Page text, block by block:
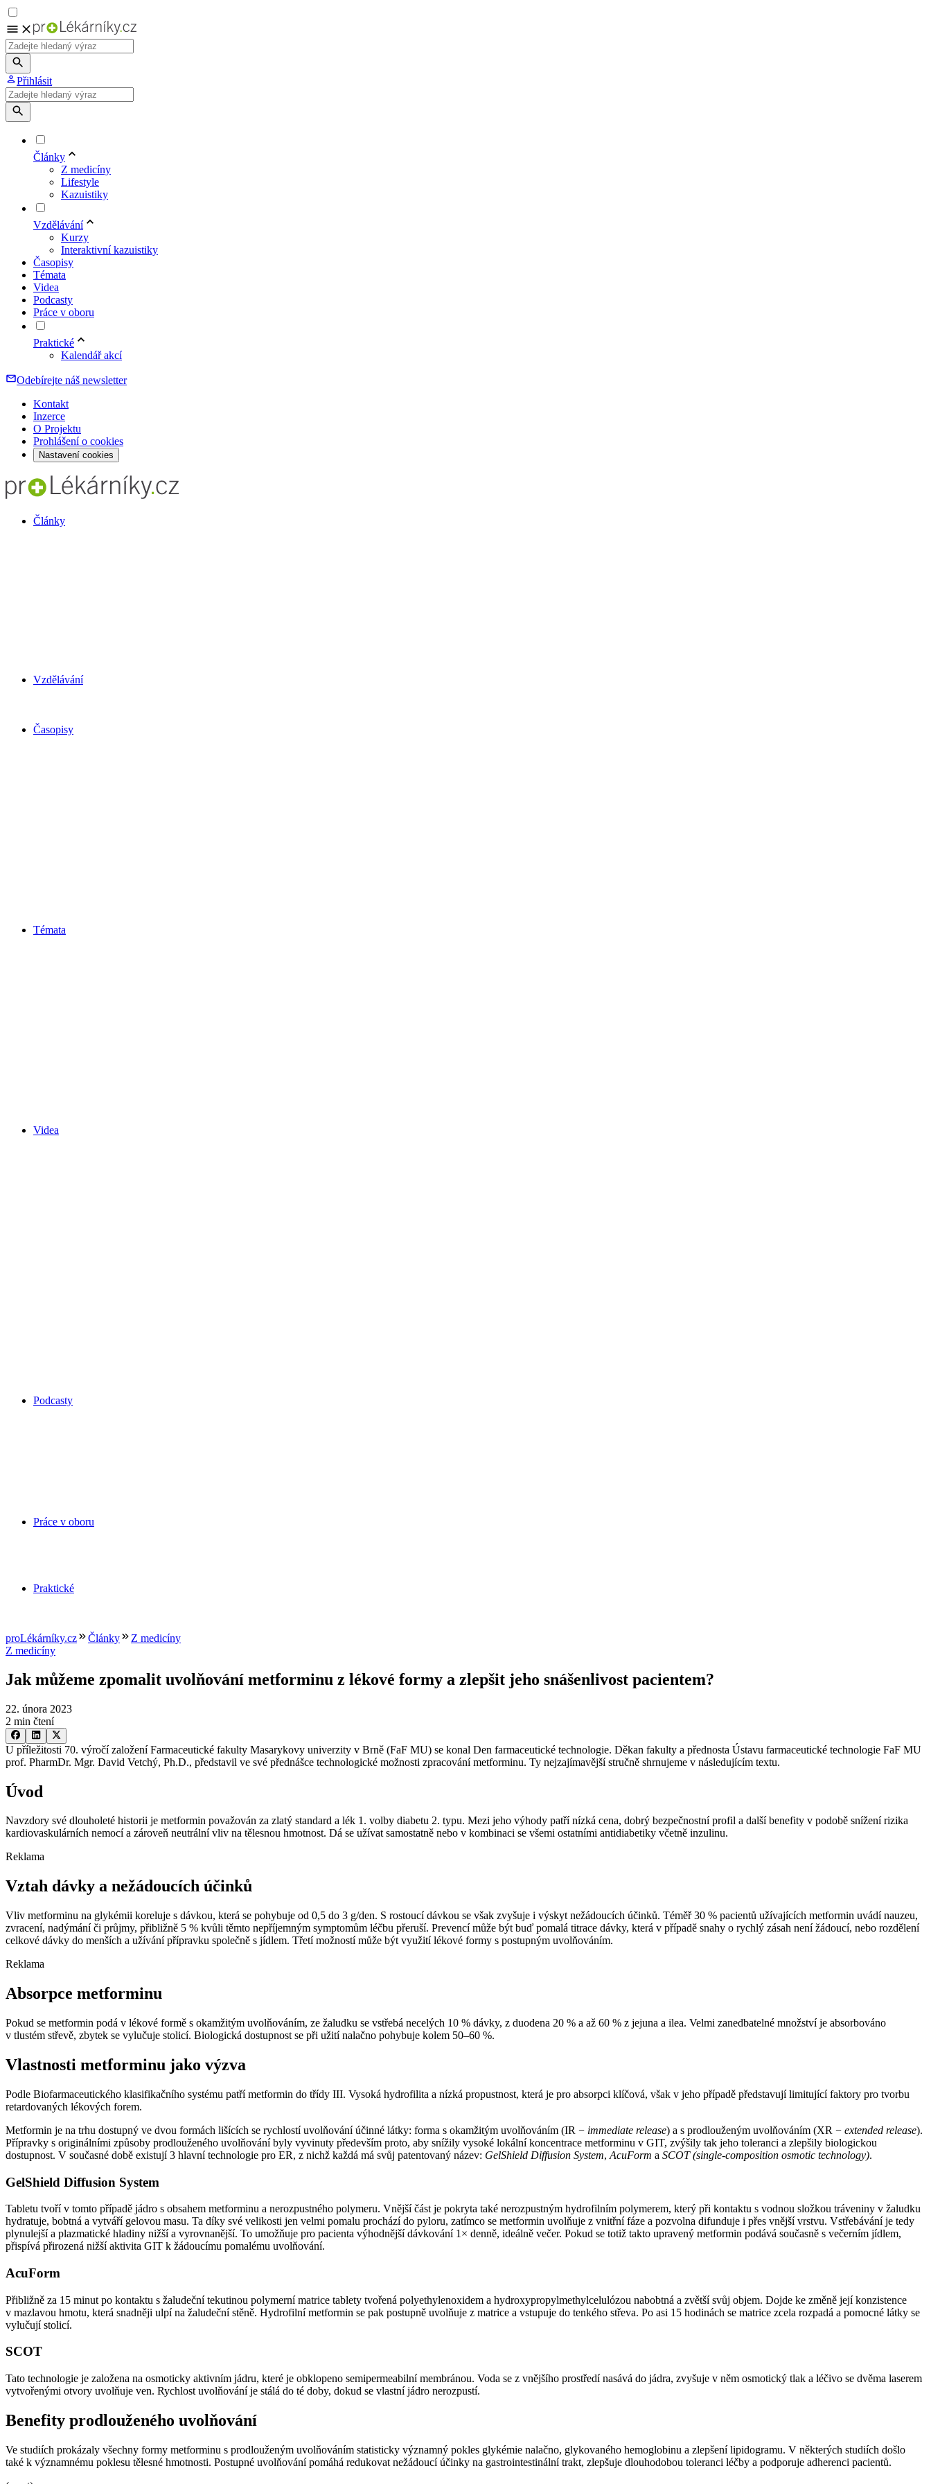
Přihlásit
Články
Z medicíny
Lifestyle
Kazuistiky
Vzdělávání
Kurzy
Interaktivní kazuistiky
Časopisy
Témata
Videa
Podcasty
Práce v oboru
Praktické
Kalendář akcí
Odebírejte náš newsletter
Kontakt
Inzerce
O Projektu
Prohlášení o cookies
Nastavení cookies
Články
Vzdělávání
Časopisy
Témata
Videa
Podcasty
Práce v oboru
Praktické
proLékárníky.cz Články
Z medicíny
Z medicíny
Jak můžeme zpomalit uvolňování metforminu z lékové formy a zlepšit jeho snášenlivost pacientem?
22. února 2023
2 min čtení
U příležitosti 70. výročí založení Farmaceutické fakulty Masarykovy univerzity v Brně (FaF MU) se konal Den farmaceutické technologie. Děkan fakulty a přednosta Ústavu farmaceutické technologie FaF MU
prof. PharmDr. Mgr. David Vetchý, Ph.D., představil ve své přednášce technologické možnosti zpracování metforminu. Ty nejzajímavější stručně shrnujeme v následujícím textu.
Úvod
Navzdory své dlouholeté historii je metformin považován za zlatý standard a lék 1. volby diabetu 2. typu. Mezi jeho výhody patří nízká cena, dobrý bezpečnostní profil a další benefity v podobě snížení rizika
kardiovaskulárních nemocí a zároveň neutrální vliv na tělesnou hmotnost. Dá se užívat samostatně nebo v kombinaci se všemi ostatními antidiabetiky včetně inzulinu.
Reklama
Vztah dávky a nežádoucích účinků
Vliv metforminu na glykémii koreluje s dávkou, která se pohybuje od 0,5 do 3 g⁠/⁠den. S rostoucí dávkou se však zvyšuje i výskyt nežádoucích účinků. Téměř 30 % pacientů užívajících metformin uvádí nauzeu,
zvracení, nadýmání či průjmy, přibližně 5 % kvůli těmto nepříjemným symptomům léčbu přeruší. Prevencí může být buď pomalá titrace dávky, která v případě snahy o rychlý zásah není žádoucí, nebo rozdělení
celkové dávky do menších a užívání přípravku společně s jídlem. Třetí možností může být využití lékové formy s postupným uvolňováním.
Reklama
Absorpce metforminu
Pokud se metformin podá v lékové formě s okamžitým uvolňováním, ze žaludku se vstřebá necelých 10 % dávky, z duodena 20 % a až 60 % z jejuna a ilea. Velmi zanedbatelné množství je absorbováno
v tlustém střevě, zbytek se vylučuje stolicí. Biologická dostupnost se při užití nalačno pohybuje kolem 50–60 %.
Vlastnosti metforminu jako výzva
Podle Biofarmaceutického klasifikačního systému patří metformin do třídy III. Vysoká hydrofilita a nízká propustnost, která je pro absorpci klíčová, však v jeho případě představují limitující faktory pro tvorbu
retardovaných lékových forem.
Metformin je na trhu dostupný ve dvou formách lišících se rychlostí uvolňování účinné látky: forma s okamžitým uvolňováním (IR −⁠ immediate release) a s prodlouženým uvolňováním (XR −⁠ extended release).
Přípravky s originálními způsoby prodlouženého uvolňování byly vyvinuty především proto, aby snížily vysoké lokální koncentrace metforminu v GIT, zvýšily tak jeho toleranci a zlepšily biologickou
dostupnost. V současné době existují 3 hlavní technologie pro ER, z nichž každá má svůj patentovaný název: GelShield Diffusion System, AcuForm a SCOT (single-composition osmotic technology).
GelShield Diffusion System
Tabletu tvoří v tomto případě jádro s obsahem metforminu a nerozpustného polymeru. Vnější část je pokryta také nerozpustným hydrofilním polymerem, který při kontaktu s vodnou složkou tráveniny v žaludku
hydratuje, bobtná a vytváří gelovou masu. Ta díky své velikosti jen velmi pomalu prochází do pyloru, zatímco se metformin uvolňuje z vnitřní fáze a pozvolna difunduje i přes vnější vrstvu. Vstřebávání je tedy
plynulejší a plazmatické hladiny nižší a vyrovnanější. To umožňuje pro pacienta výhodnější dávkování 1× denně, ideálně večer. Pokud se totiž takto upravený metformin podává současně s večerním jídlem,
přispívá přirozená nižší aktivita GIT k žádoucímu pomalému uvolňování.
AcuForm
Přibližně za 15 minut po kontaktu s žaludeční tekutinou polymerní matrice tablety tvořená polyethylenoxidem a hydroxypropylmethylcelulózou nabobtná a zvětší svůj objem. Dojde ke změně její konzistence
v mazlavou hmotu, která snadněji ulpí na žaludeční stěně. Hydrofilní metformin se pak postupně uvolňuje z matrice a vstupuje do tenkého střeva. Po asi 15 hodinách se matrice zcela rozpadá a pomocné látky se
vylučují stolicí.
SCOT
Tato technologie je založena na osmoticky aktivním jádru, které je obklopeno semipermeabilní membránou. Voda se z vnějšího prostředí nasává do jádra, zvyšuje v něm osmotický tlak a léčivo se dvěma laserem
vytvořenými otvory uvolňuje ven. Rychlost uvolňování je stálá do té doby, dokud se vlastní jádro nerozpustí.
Benefity prodlouženého uvolňování
Ve studiích prokázaly všechny formy metforminu s prodlouženým uvolňováním statisticky významný pokles glykémie nalačno, glykovaného hemoglobinu a zlepšení lipidogramu. V některých studiích došlo
také k významnému poklesu tělesné hmotnosti. Postupné uvolňování pomáhá redukovat nežádoucí účinky na gastrointestinální trakt, zlepšuje dlouhodobou toleranci léčby a podporuje adherenci pacientů.